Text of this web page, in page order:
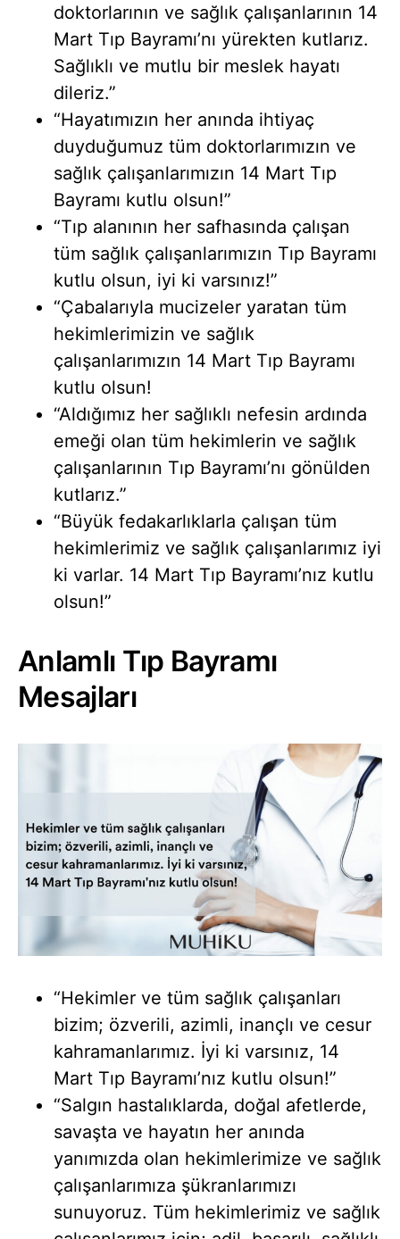
doktorlarının ve sağlık çalışanlarının 14
Mart Tıp Bayramı’nı yürekten kutlarız.
Sağlıklı ve mutlu bir meslek hayatı
dileriz.”
“Hayatımızın her anında ihtiyaç
duyduğumuz tüm doktorlarımızın ve
sağlık çalışanlarımızın 14 Mart Tıp
Bayramı kutlu olsun!”
“Tıp alanının her safhasında çalışan
tüm sağlık çalışanlarımızın Tıp Bayramı
kutlu olsun, iyi ki varsınız!”
“Çabalarıyla mucizeler yaratan tüm
hekimlerimizin ve sağlık
çalışanlarımızın 14 Mart Tıp Bayramı
kutlu olsun!
“Aldığımız her sağlıklı nefesin ardında
emeği olan tüm hekimlerin ve sağlık
çalışanlarının Tıp Bayramı’nı gönülden
kutlarız.”
“Büyük fedakarlıklarla çalışan tüm
hekimlerimiz ve sağlık çalışanlarımız iyi
ki varlar. 14 Mart Tıp Bayramı’nız kutlu
olsun!”
Anlamlı Tıp Bayramı
Mesajları
“Hekimler ve tüm sağlık çalışanları
bizim; özverili, azimli, inançlı ve cesur
kahramanlarımız. İyi ki varsınız, 14
Mart Tıp Bayramı’nız kutlu olsun!”
“Salgın hastalıklarda, doğal afetlerde,
savaşta ve hayatın her anında
yanımızda olan hekimlerimize ve sağlık
çalışanlarımıza şükranlarımızı
sunuyoruz. Tüm hekimlerimiz ve sağlık